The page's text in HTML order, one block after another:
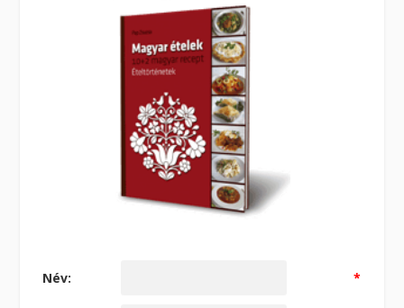
Név: *